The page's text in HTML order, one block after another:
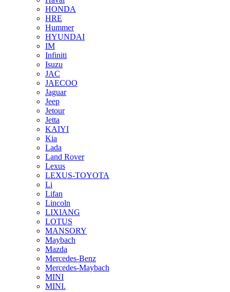
HONDA
HRE
Hummer
HYUNDAI
IM
Infiniti
Isuzu
JAC
JAECOO
Jaguar
Jeep
Jetour
Jetta
KAIYI
Kia
Lada
Land Rover
Lexus
LEXUS-TOYOTA
Li
Lifan
Lincoln
LIXIANG
LOTUS
MANSORY
Maybach
Mazda
Mercedes-Benz
Mercedes-Maybach
MINI
MINI.